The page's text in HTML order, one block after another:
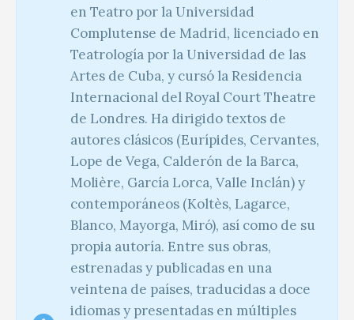
en Teatro por la Universidad
Complutense de Madrid, licenciado en
Teatrología por la Universidad de las
Artes de Cuba, y cursó la Residencia
Internacional del Royal Court Theatre
de Londres. Ha dirigido textos de
autores clásicos (Eurípides, Cervantes,
Lope de Vega, Calderón de la Barca,
Molière, García Lorca, Valle Inclán) y
contemporáneos (Koltès, Lagarce,
Blanco, Mayorga, Miró), así como de su
propia autoría. Entre sus obras,
estrenadas y publicadas en una
veintena de países, traducidas a doce
idiomas y presentadas en múltiples